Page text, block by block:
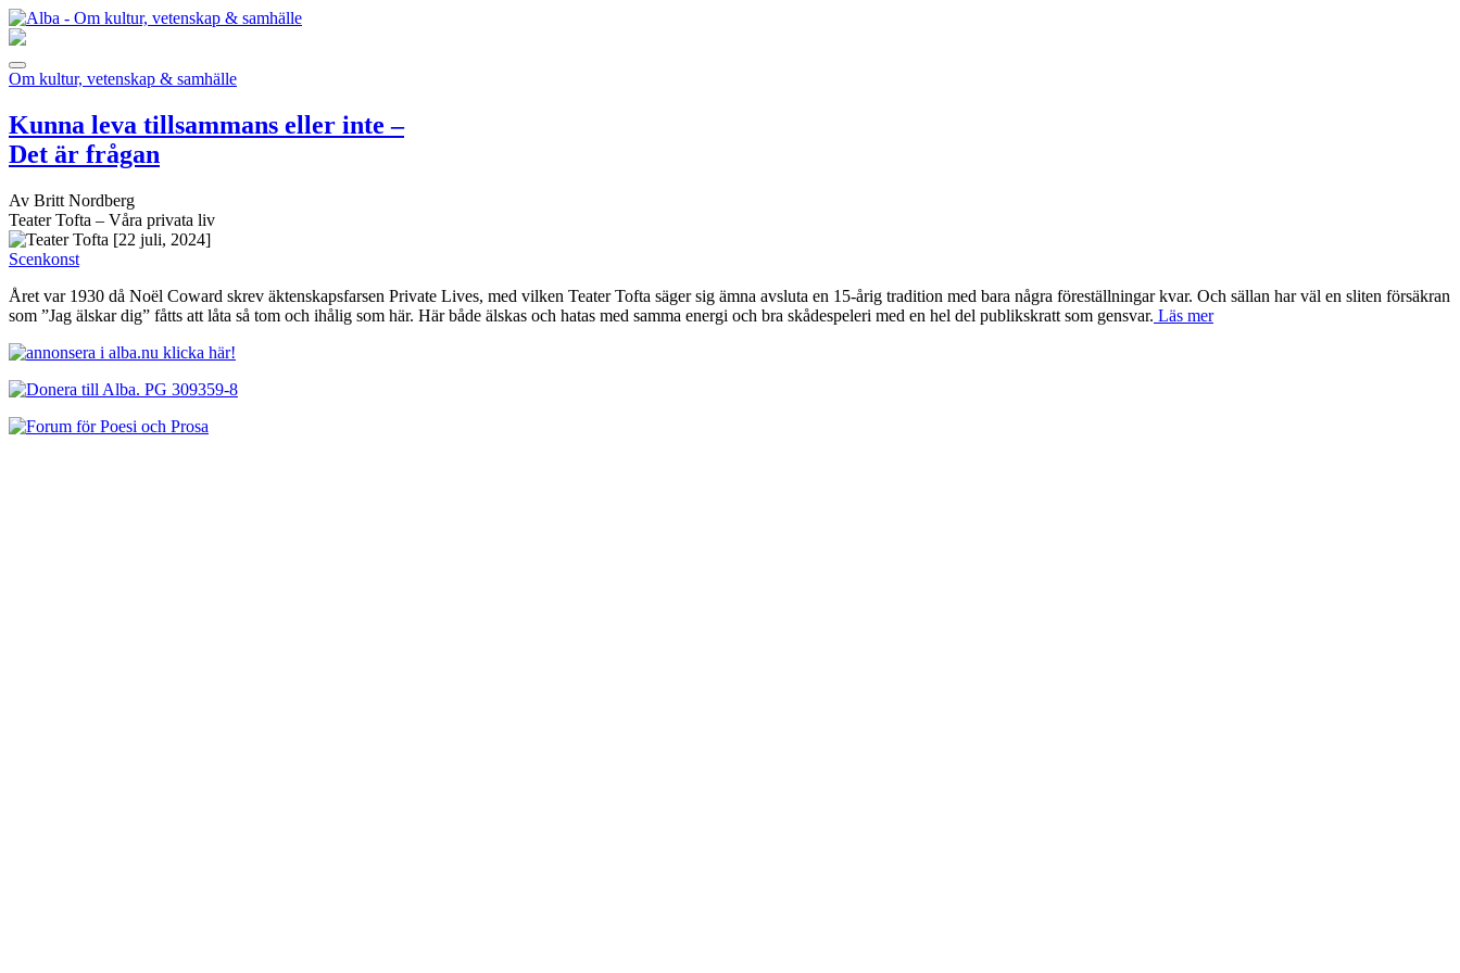
Om kultur, vetenskap & samhälle
Kunna leva tillsammans eller inte –
Det är frågan
Av Britt Nordberg
Teater Tofta – Våra privata liv
[22 juli, 2024]
Scenkonst
Året var 1930 då Noël Coward skrev äktenskapsfarsen Private Lives, med vilken Teater Tofta säger sig ämna avsluta en 15-årig tradition med bara några föreställningar kvar. Och sällan har väl en sliten försäkran
som ”Jag älskar dig” fåtts att låta så tom och ihålig som här. Här både älskas och hatas med samma energi och bra skådespeleri med en hel del publikskratt som gensvar. Läs mer